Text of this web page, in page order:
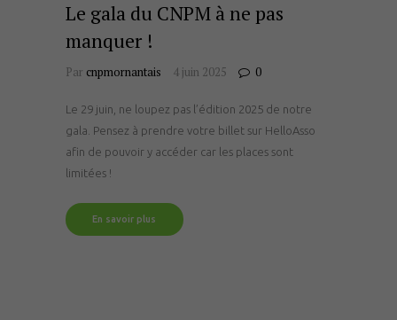
Le gala du CNPM à ne pas
manquer !
Par cnpmornantais 4 juin 2025 0
Le 29 juin, ne loupez pas l’édition 2025 de notre
gala. Pensez à prendre votre billet sur HelloAsso
afin de pouvoir y accéder car les places sont
limitées !
En savoir plus